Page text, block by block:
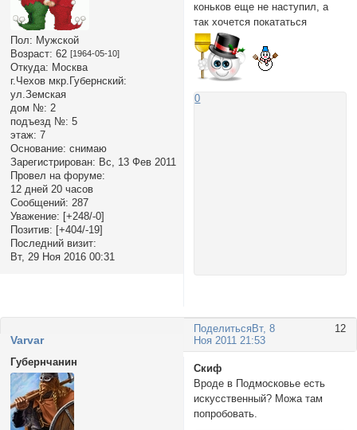
Пол: Мужской
Возраст: 62 [1964-05-10]
Откуда: Москва
г.Чехов мкр.Губернский:
ул.Земская
дом №: 2
подъезд №: 5
этаж: 7
Основание: снимаю
Зарегистрирован: Вс, 13 Фев 2011
Провел на форуме:
12 дней 20 часов
Сообщений: 287
Уважение: [+248/-0]
Позитив: [+404/-19]
Последний визит:
Вт, 29 Ноя 2016 00:31
коньков еще не наступил, а
так хочется покататься
0
Поделиться 12
Вт, 8
Ноя 2011 21:53
Varvar
Губернчанин
Скиф
Вроде в Подмосковье есть
искусственный? Можа там
попробовать.